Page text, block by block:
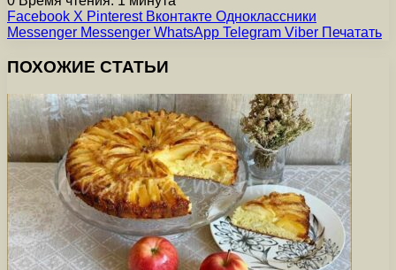
Facebook X Pinterest Вконтакте Одноклассники
Messenger Messenger WhatsApp Telegram Viber Печатать
ПОХОЖИЕ СТАТЬИ